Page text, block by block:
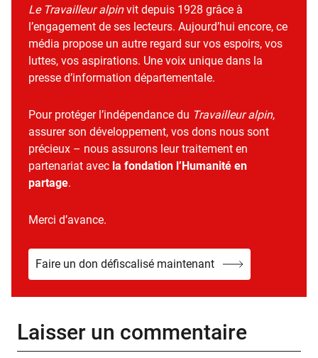
Le Travailleur alpinvit depuis 1928 grâce à
l’engagement de ses lecteurs. Aujourd’hui encore, ce
média propose un autre regard sur vos espoirs, vos
luttes, vos aspirations. Une voix unique dans la
presse d’information départementale.
Pour protéger l’indépendance du Travailleur alpin,
assurer son développement, vos dons nous sont
précieux – nous assurons leur traitement en
partenariat avec la fondation l’Humanité en
partage.
Merci d’avance.
Faire un don défiscalisé maintenant
Laisser un commentaire